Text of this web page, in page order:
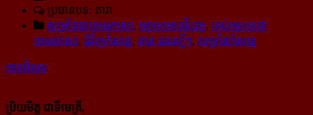
ប្រធានបទ: តារា
សម្រាំងជាខេមរភាសា, អត្ថបទមានវីដេអូ, គ្រប់អត្ថបទជា
ខេមរភាសា, ជុំវិញកំសាន្ដ, តារា ជនល្បីៗ, សម្រាំងកំសាន្ដ
អានពិស្ដារ
ប្រិយមិត្ត ជាទីមេត្រី,